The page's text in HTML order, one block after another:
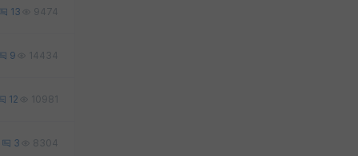
13 9474
9 14434
12 10981
3 8304